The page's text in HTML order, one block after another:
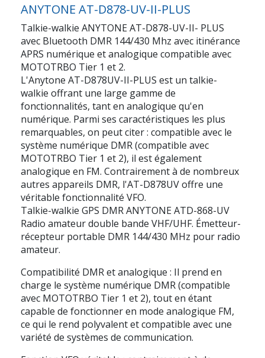
ANYTONE AT-D878-UV-II-PLUS
Talkie-walkie ANYTONE AT-D878-UV-II- PLUS
avec Bluetooth DMR 144/430 Mhz avec itinérance
APRS numérique et analogique compatible avec
MOTOTRBO Tier 1 et 2.
L'Anytone AT-D878UV-II-PLUS est un talkie-
walkie offrant une large gamme de
fonctionnalités, tant en analogique qu'en
numérique. Parmi ses caractéristiques les plus
remarquables, on peut citer : compatible avec le
système numérique DMR (compatible avec
MOTOTRBO Tier 1 et 2), il est également
analogique en FM. Contrairement à de nombreux
autres appareils DMR, l'AT-D878UV offre une
véritable fonctionnalité VFO.
Talkie-walkie GPS DMR ANYTONE ATD-868-UV
Radio amateur double bande VHF/UHF. Émetteur-
récepteur portable DMR 144/430 MHz pour radio
amateur.
Compatibilité DMR et analogique : Il prend en
charge le système numérique DMR (compatible
avec MOTOTRBO Tier 1 et 2), tout en étant
capable de fonctionner en mode analogique FM,
ce qui le rend polyvalent et compatible avec une
variété de systèmes de communication.